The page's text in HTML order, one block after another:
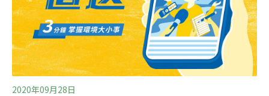
只要潮汐對，綠蠵龜就會上岸產卵，蔚為奇觀；不小心還
會踩到。「以前龜蛋多得不得了，物資缺乏時是很好的蛋
白
2020年09月28日